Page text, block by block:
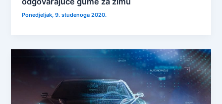
Ponedjeljak, 9. studenoga 2020.